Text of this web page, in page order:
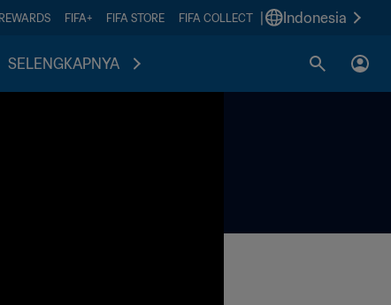
FIFA+ FIFA STORE FIFA COLLECT Indonesia
SELENGKAPNYA